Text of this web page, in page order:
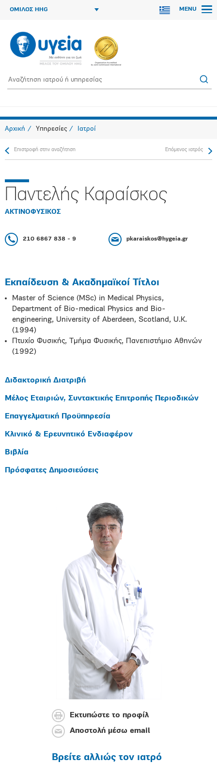
ΟΜΙΛΟΣ HHG MENU
Αρχική Υπηρεσίες Ιατροί
Επιστροφή στην αναζήτηση Επόμενος ιατρός
Παντελής Καραίσκος
ΑΚΤΙΝΟΦΥΣΙΚΟΣ
210 6867 838 - 9 pkaraiskos@hygeia.gr
Εκπαίδευση & Ακαδημαϊκοί Τίτλοι
Master of Science (MSc) in Medical Physics,
Department of Bio-medical Physics and Bio-
engineering, University of Aberdeen, Scotland, U.K.
(1994)
Πτυχίο Φυσικής, Τμήμα Φυσικής, Πανεπιστήμιο Αθηνών
(1992)
Διδακτορική Διατριβή
Μέλος Εταιριών, Συντακτικής Επιτροπής Περιοδικών
Επαγγελματική Προϋπηρεσία
Κλινικό & Ερευνητικό Ενδιαφέρον
Βιβλία
Πρόσφατες Δημοσιεύσεις
Εκτυπώστε το προφίλ
Αποστολή μέσω email
Βρείτε αλλιώς τον ιατρό